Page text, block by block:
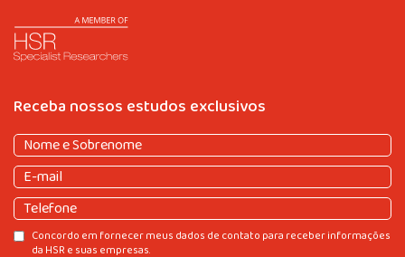
Receba nossos estudos exclusivos
Nome
e
Sobrenome(obrigatório)
Nome
e
Sobrenome
E-
mail(obrigatório)
Telefone
Consentir
Concordo em fornecer meus dados de contato para receber informações
da HSR e suas empresas.